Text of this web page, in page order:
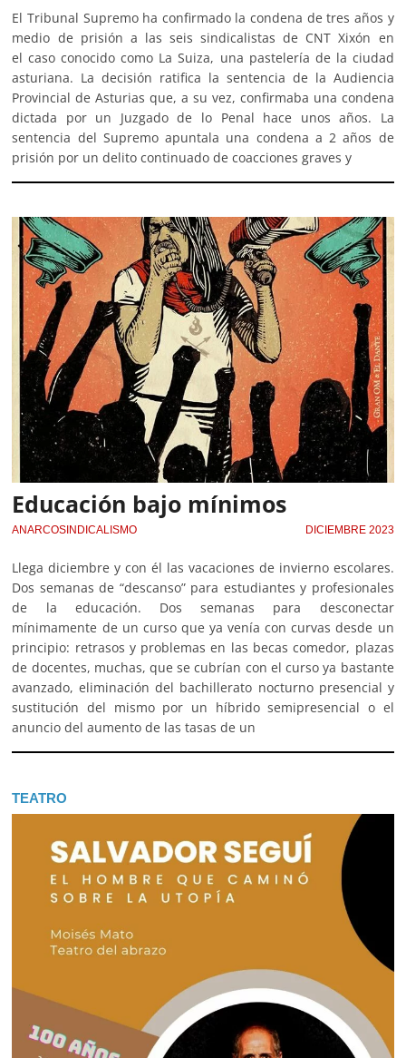
El Tribunal Supremo ha confirmado la condena de tres años y
medio de prisión a las seis sindicalistas de CNT Xixón en
el caso conocido como La Suiza, una pastelería de la ciudad
asturiana. La decisión ratifica la sentencia de la Audiencia
Provincial de Asturias que, a su vez, confirmaba una condena
dictada por un Juzgado de lo Penal hace unos años. La
sentencia del Supremo apuntala una condena a 2 años de
prisión por un delito continuado de coacciones graves y
Educación bajo mínimos
ANARCOSINDICALISMO DICIEMBRE 2023
Llega diciembre y con él las vacaciones de invierno escolares.
Dos semanas de “descanso” para estudiantes y profesionales
de la educación. Dos semanas para desconectar
mínimamente de un curso que ya venía con curvas desde un
principio: retrasos y problemas en las becas comedor, plazas
de docentes, muchas, que se cubrían con el curso ya bastante
avanzado, eliminación del bachillerato nocturno presencial y
sustitución del mismo por un híbrido semipresencial o el
anuncio del aumento de las tasas de un
TEATRO